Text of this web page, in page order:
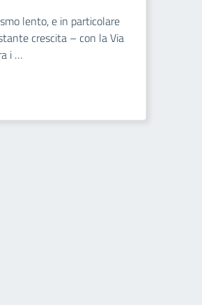
lento, e in particolare
crescita – con la Via
i …